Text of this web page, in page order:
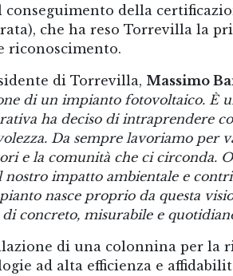
della
che ha reso Torrevilla la
riconoscimento.
di Torrevilla, Massimo
di un impianto fotovoltaico. È
ha deciso di intraprendere
Da sempre lavoriamo per
e la comunità che ci circonda.
impatto ambientale e
nasce proprio da questa
concreto, misurabile e
di una colonnina per la
ad alta efficienza e